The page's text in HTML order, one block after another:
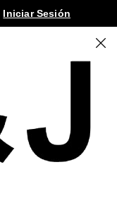
Iniciar Sesión